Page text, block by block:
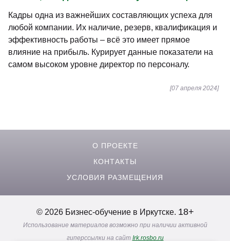
Кадры одна из важнейших составляющих успеха для
любой компании. Их наличие, резерв, квалификация и
эффективность работы – всё это имеет прямое
влияние на прибыль. Курирует данные показатели на
самом высоком уровне директор по персоналу.
[07 апреля 2024]
О ПРОЕКТЕ
КОНТАКТЫ
УСЛОВИЯ РАЗМЕЩЕНИЯ
© 2026 Бизнес-обучение в Иркутске. 18+
Использование материалов возможно при наличии активной
гиперссылки на сайт Irk.rosbo.ru